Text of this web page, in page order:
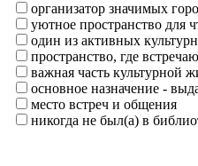
организатор значимых
уютное пространство для
один из активных
пространство, где
важная часть культурной
основное назначение -
место встреч и общения
никогда не был(а) в